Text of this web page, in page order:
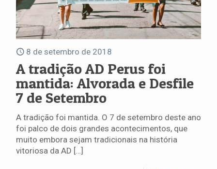
8 de setembro de 2018
A tradição AD Perus foi
mantida: Alvorada e Desfile
7 de Setembro
A tradição foi mantida. O 7 de setembro deste ano
foi palco de dois grandes acontecimentos, que
muito embora sejam tradicionais na história
vitoriosa da AD […]